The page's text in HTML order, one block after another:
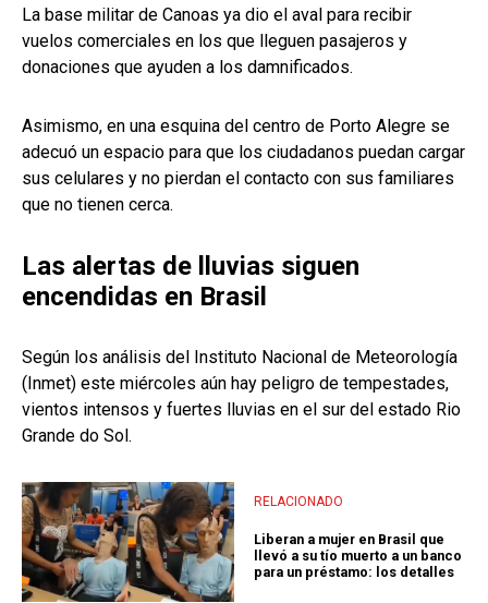
La base militar de Canoas ya dio el aval para recibir
vuelos comerciales en los que lleguen pasajeros y
donaciones que ayuden a los damnificados.
Asimismo, en una esquina del centro de Porto Alegre se
adecuó un espacio para que los ciudadanos puedan cargar
sus celulares y no pierdan el contacto con sus familiares
que no tienen cerca.
Las alertas de lluvias siguen
encendidas en Brasil
Según los análisis del Instituto Nacional de Meteorología
(Inmet) este miércoles aún hay peligro de tempestades,
vientos intensos y fuertes lluvias en el sur del estado Rio
Grande do Sol.
RELACIONADO
Liberan a mujer en Brasil que
llevó a su tío muerto a un banco
para un préstamo: los detalles